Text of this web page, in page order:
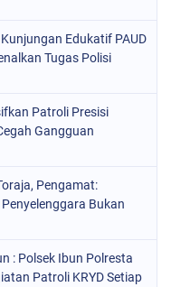
Edukatif PAUD
Tugas Polisi
Patroli Presisi
Gangguan
Pengamat:
Bukan
: Polsek Ibun Polresta
Patroli KRYD Setiap